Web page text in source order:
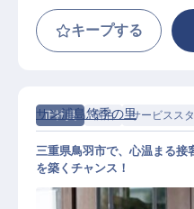
キープする
正社員 宿泊 サービスス
サン浦島悠季の里
三重県鳥羽市で、心温まる接
を築くチャンス！